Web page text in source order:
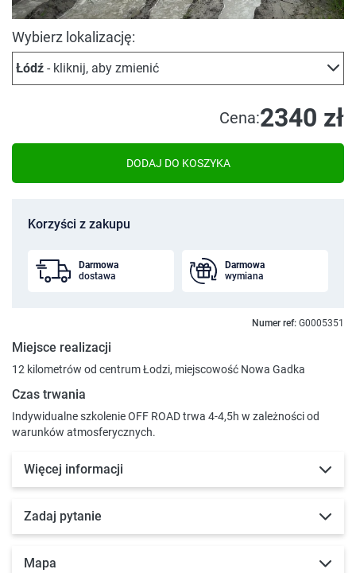
Wybierz lokalizację:
Łódź - kliknij, aby zmienić
Cena:2340 zł
DODAJ DO KOSZYKA
Korzyści z zakupu
Darmowa
dostawa
Darmowa
wymiana
Numer ref: G0005351
Miejsce realizacji
12 kilometrów od centrum Łodzi, miejscowość Nowa Gadka
Czas trwania
Indywidualne szkolenie OFF ROAD trwa 4-4,5h w zależności od
warunków atmosferycznych.
Więcej informacji
Zadaj pytanie
Mapa